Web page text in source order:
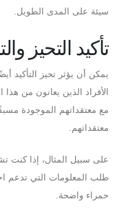
سيئة على المدى الطويل.
تأكيد التحيز
يمكن أن يؤثر تحيز التأكيد
الأفراد الذين يعانون من
مع معتقداتهم الموجودة
معتقداتهم.
على سبيل المثال، إذا كنت
طلب المعلومات التي تدعم
حمراء واضحة.